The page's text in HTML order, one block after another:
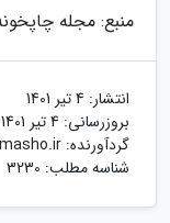
منبع: مجله
انتشار: 4 تیر 1401
بروزرسانی: 4 تیر 1401
گردآورنده:
شناسه مطلب: 3230